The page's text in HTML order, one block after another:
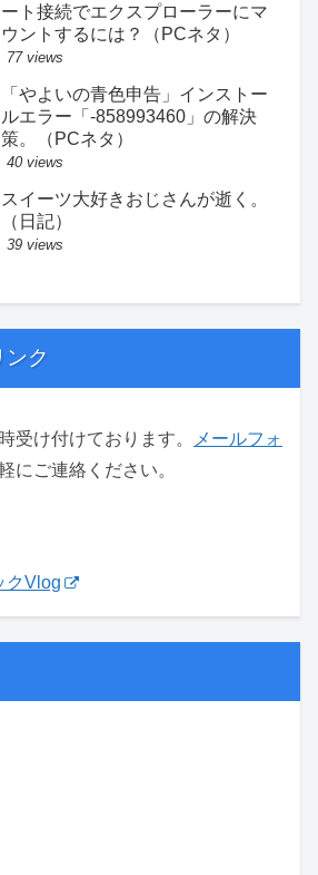
ート接続でエクスプローラーにマ
ウントするには？（PCネタ）
77 views
「やよいの青色申告」インストー
ルエラー「-858993460」の解決
策。（PCネタ）
40 views
スイーツ大好きおじさんが逝く。
（日記）
39 views
ンク
受け付けております。
メールフォ
にご連絡ください。
クVlog